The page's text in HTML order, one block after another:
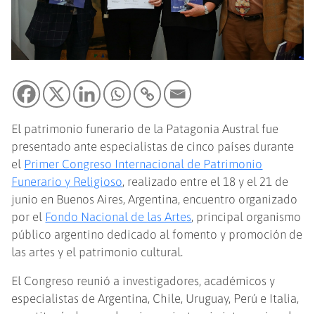
El patrimonio funerario de la Patagonia Austral fue
presentado ante especialistas de cinco países durante
el Primer Congreso Internacional de Patrimonio
Funerario y Religioso, realizado entre el 18 y el 21 de
junio en Buenos Aires, Argentina, encuentro organizado
por el Fondo Nacional de las Artes, principal organismo
público argentino dedicado al fomento y promoción de
las artes y el patrimonio cultural.
El Congreso reunió a investigadores, académicos y
especialistas de Argentina, Chile, Uruguay, Perú e Italia,